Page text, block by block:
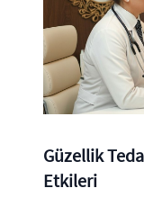
Güzellik
Etkileri